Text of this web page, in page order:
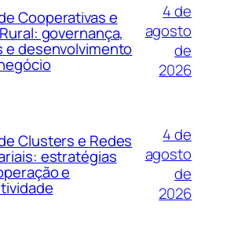
Cooperativas e
governança,
e desenvolvimento
4 de
agosto
de
2026
Clusters e Redes
estratégias
e
4 de
agosto
de
2026